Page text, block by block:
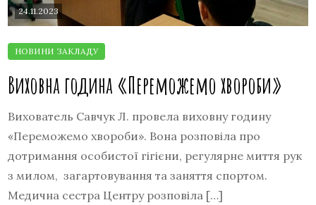
24.11.2023
Виховна година «Переможемо хвороби»
Вихователь Савчук Л. провела виховну годину
«Переможемо хвороби». Вона розповіла про
дотримання особистої гігієни, регулярне миття рук
з милом, загартовування та заняття спортом.
Медична сестра Центру розповіла […]